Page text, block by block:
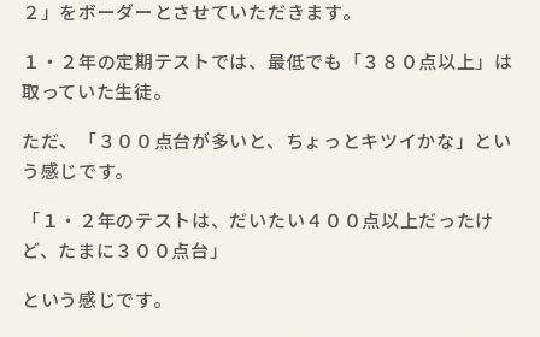
２」をボーダーとさせていただきます。
１・２年の定期テストでは、最低でも「３８０点以上」は
取っていた生徒。
ただ、「３００点台が多いと、ちょっとキツイかな」とい
う感じです。
「１・２年のテストは、だいたい４００点以上だったけ
ど、たまに３００点台」
という感じです。